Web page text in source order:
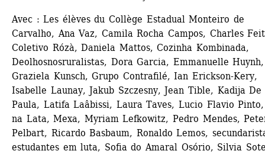
Avec : Les élèves du Collège Estadual Monteiro de
Carvalho, Ana Vaz, Camila Rocha Campos, Charles
Coletivo Rózà, Daniela Mattos, Cozinha Kombinada,
Deolhosnosruralistas, Dora Garcia, Emmanuelle Huynh,
Graziela Kunsch, Grupo Contrafilé, Ian Erickson-Kery,
Isabelle Launay, Jakub Szczesny, Jean Tible, Kadija De
Paula, Latifa Laâbissi, Laura Taves, Lucio Flavio
na Lata, Mexa, Myriam Lefkowitz, Pedro Mendes,
Pelbart, Ricardo Basbaum, Ronaldo Lemos,
estudantes em luta, Sofia do Amaral Osório, Silvia